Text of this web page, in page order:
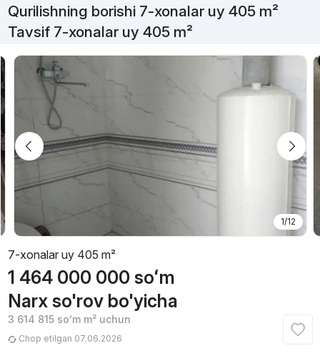
Qurilishning borishi 7-xonalar uy 405 m²
Tavsif 7-xonalar uy 405 m²
1/12
7-xonalar uy 405 m²
1 464 000 000 soʻm
Narx so'rov bo'yicha
3 614 815 soʻmm² uchun
Chop etilgan 07.06.2026